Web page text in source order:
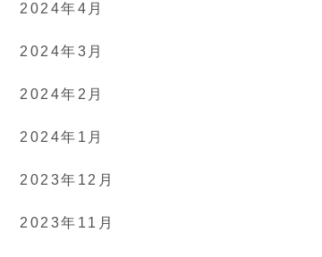
2024年4月
2024年3月
2024年2月
2024年1月
2023年12月
2023年11月